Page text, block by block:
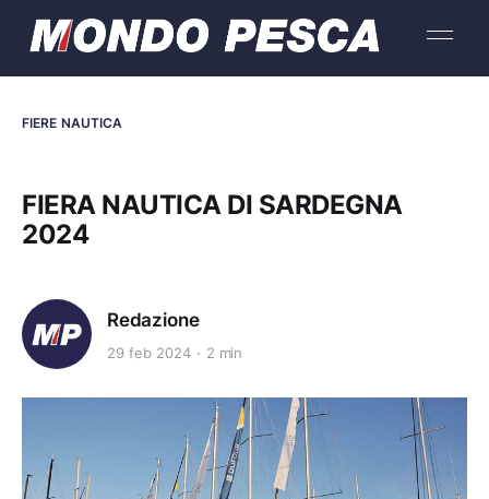
FIERE NAUTICA
FIERA NAUTICA DI SARDEGNA
2024
Redazione
29 feb 2024 2 min